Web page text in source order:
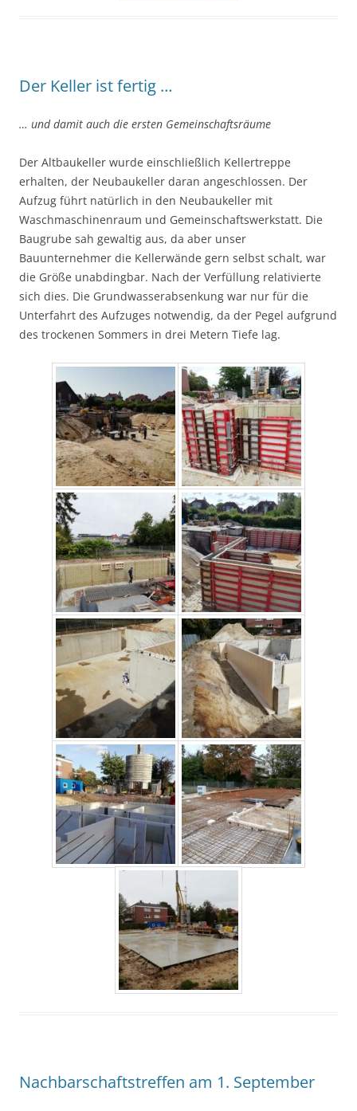
Der Keller ist fertig …
… und damit auch die ersten Gemeinschaftsräume
Der Altbaukeller wurde einschließlich Kellertreppe
erhalten, der Neubaukeller daran angeschlossen. Der
Aufzug führt natürlich in den Neubaukeller mit
Waschmaschinenraum und Gemeinschaftswerkstatt. Die
Baugrube sah gewaltig aus, da aber unser
Bauunternehmer die Kellerwände gern selbst schalt, war
die Größe unabdingbar. Nach der Verfüllung relativierte
sich dies. Die Grundwasserabsenkung war nur für die
Unterfahrt des Aufzuges notwendig, da der Pegel aufgrund
des trockenen Sommers in drei Metern Tiefe lag.
Nachbarschaftstreffen am 1. September